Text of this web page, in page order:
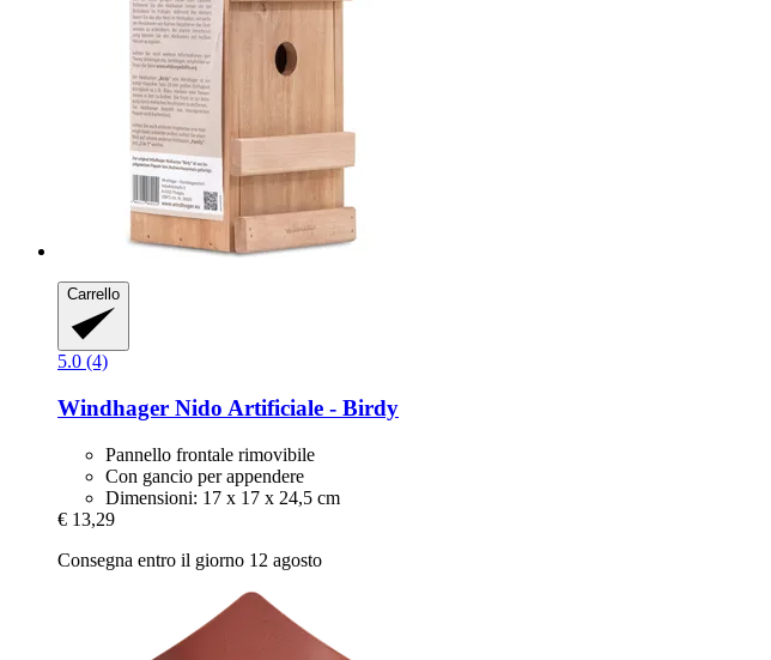
Carrello
5.0 (4)
Windhager Nido Artificiale -​ Birdy
Pannello frontale rimovibile
Con gancio per appendere
Dimensioni: 17 x 17 x 24,5 cm
€ 13,29
Consegna entro il giorno 12 agosto